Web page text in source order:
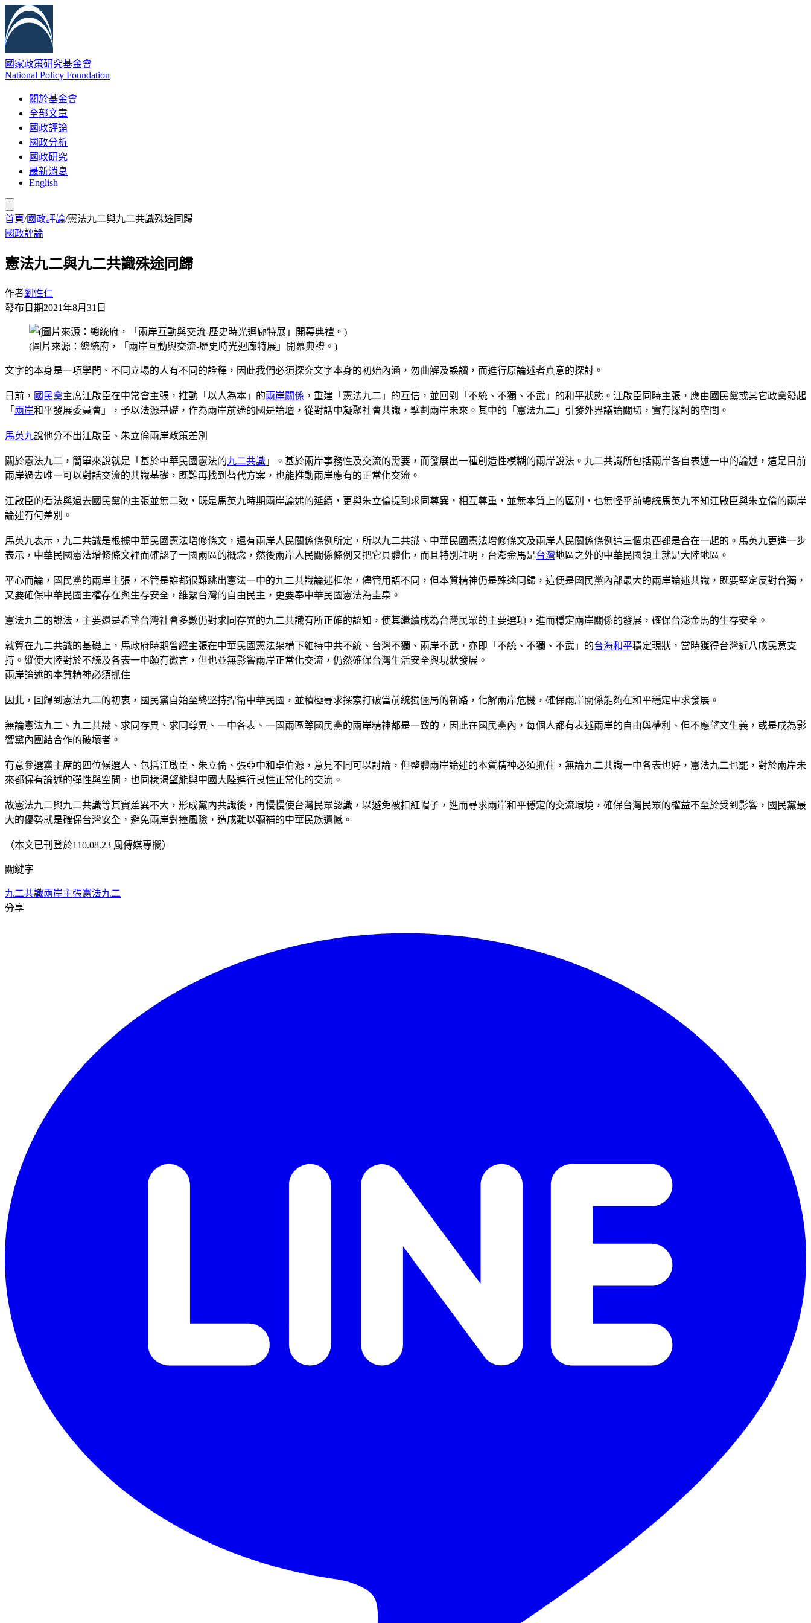
國家政策研究基金會
National Policy Foundation
關於基金會
全部文章
國政評論
國政分析
國政研究
最新消息
English
首頁/國政評論/憲法九二與九二共識殊途同歸
國政評論
憲法九二與九二共識殊途同歸
作者劉性仁
發布日期2021年8月31日
(圖片來源：總統府，「兩岸互動與交流-歷史時光迴廊特展」開幕典禮。)
文字的本身是一項學問、不同立場的人有不同的詮釋，因此我們必須探究文字本身的初始內涵，勿曲解及誤讀，而進行原論述者真意的探討。
日前， 國民黨主席江啟臣在中常會主張，推動「以人為本」的兩岸關係 ，重建「憲法九二」的互信，並回到「不統、不獨、不武」的和平狀態。江啟臣同時主張，應由國民黨或其它政黨發起
「 兩岸和平發展委員會」，予以法源基礎，作為兩岸前途的國是論壇，從對話中凝聚社會共識，擘劃兩岸未來。其中的「憲法九二」引發外界議論關切，實有探討的空間。
馬英九說他分不出江啟臣、朱立倫兩岸政策差別
關於憲法九二，簡單來說就是「基於中華民國憲法的九二共識 」。基於兩岸事務性及交流的需要，而發展出一種創造性模糊的兩岸說法。九二共識所包括兩岸各自表述一中的論述，這是目前
兩岸過去唯一可以對話交流的共識基礎，既難再找到替代方案，也能推動兩岸應有的正常化交流。
江啟臣的看法與過去國民黨的主張並無二致，既是馬英九時期兩岸論述的延續，更與朱立倫提到求同尊異，相互尊重，並無本質上的區別，也無怪乎前總統馬英九不知江啟臣與朱立倫的兩岸
論述有何差別。
馬英九表示，九二共識是根據中華民國憲法增修條文，還有兩岸人民關係條例所定，所以九二共識、中華民國憲法增修條文及兩岸人民關係條例這三個東西都是合在一起的。馬英九更進一步
表示，中華民國憲法增修條文裡面確認了一國兩區的概念，然後兩岸人民關係條例又把它具體化，而且特別註明，台澎金馬是台灣地區之外的中華民國領土就是大陸地區。
平心而論，國民黨的兩岸主張，不管是誰都很難跳出憲法一中的九二共識論述框架，儘管用語不同，但本質精神仍是殊途同歸，這便是國民黨內部最大的兩岸論述共識，既要堅定反對台獨，
又要確保中華民國主權存在與生存安全，維繫台灣的自由民主，更要奉中華民國憲法為圭臬。
憲法九二的說法，主要還是希望台灣社會多數仍對求同存異的九二共識有所正確的認知，使其繼續成為台灣民眾的主要選項，進而穩定兩岸關係的發展，確保台澎金馬的生存安全。
就算在九二共識的基礎上，馬政府時期曾經主張在中華民國憲法架構下維持中共不統、台灣不獨、兩岸不武，亦即「不統、不獨、不武」的台海和平穩定現狀，當時獲得台灣近八成民意支
持。縱使大陸對於不統及各表一中頗有微言，但也並無影響兩岸正常化交流，仍然確保台灣生活安全與現狀發展。
兩岸論述的本質精神必須抓住
因此，回歸到憲法九二的初衷，國民黨自始至終堅持捍衛中華民國，並積極尋求探索打破當前統獨僵局的新路，化解兩岸危機，確保兩岸關係能夠在和平穩定中求發展。
無論憲法九二、九二共識、求同存異、求同尊異、一中各表、一國兩區等國民黨的兩岸精神都是一致的，因此在國民黨內，每個人都有表述兩岸的自由與權利、但不應望文生義，或是成為影
響黨內團結合作的破壞者。
有意參選黨主席的四位候選人、包括江啟臣、朱立倫、張亞中和卓伯源，意見不同可以討論，但整體兩岸論述的本質精神必須抓住，無論九二共識一中各表也好，憲法九二也罷，對於兩岸未
來都保有論述的彈性與空間，也同樣渴望能與中國大陸進行良性正常化的交流。
故憲法九二與九二共識等其實差異不大，形成黨內共識後，再慢慢使台灣民眾認識，以避免被扣紅帽子，進而尋求兩岸和平穩定的交流環境，確保台灣民眾的權益不至於受到影響，國民黨最
大的優勢就是確保台灣安全，避免兩岸對撞風險，造成難以彌補的中華民族遺憾。
（本文已刊登於110.08.23 風傳媒專欄）
關鍵字
九二共識兩岸主張憲法九二
分享